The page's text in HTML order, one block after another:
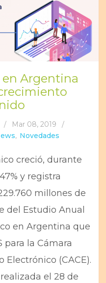
en Argentina
/ Mar 08, 2019
/
, Novedades
creció, durante
y registra
millones de
del Estudio Anual
en Argentina que
para la Cámara
(CACE).
el 28 de